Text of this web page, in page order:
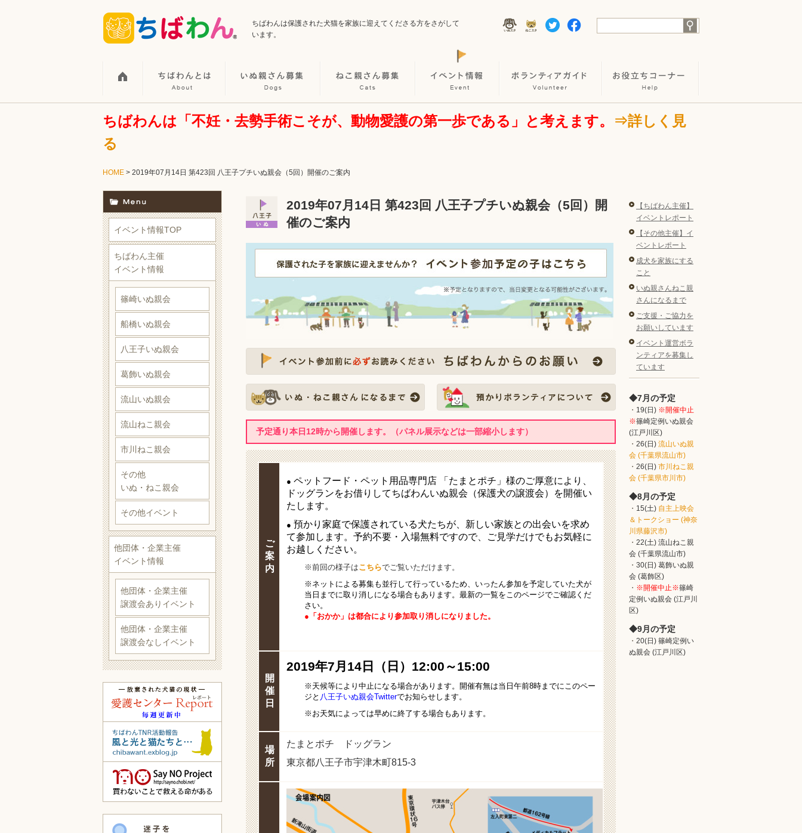
ちばわんは保護された犬猫を家族に迎えてくださる方をさがして
います。
ちばわんは「不妊・去勢手術こそが、動物愛護の第一歩である」と考えます。
⇒詳しく見
る
HOME > 2019年07月14日 第423回 八王子プチいぬ親会（5回）開催のご案内
2019年07月14日 第423回 八王子プチいぬ親会（5回）開
催のご案内
予定通り本日12時から開催します。（パネル展示などは一部縮小します）
ご
案
内
● ペットフード・ペット用品専門店 「たまとポチ」様のご厚意により、
ドッグランをお借りしてちばわんいぬ親会（保護犬の譲渡会）を開催い
たします。
● 預かり家庭で保護されている犬たちが、新しい家族との出会いを求め
て参加します。予約不要・入場無料ですので、ご見学だけでもお気軽に
お越しください。
※前回の様子はこちらでご覧いただけます。
※ネットによる募集も並行して行っているため、いったん参加を予定していた犬が
当日までに取り消しになる場合もあります。 最新の一覧をこのページでご確認くだ
さい。
●「おかか」は都合により参加取り消しになりました。
開
催
日
2019年7月14日（日）12:00～15:00
※天候等により中止になる場合があります。開催有無は当日午前8時までにこのペー
ジと 八王子いぬ親会Twitterでお知らせします。
※お天気によっては早めに終了する場合もあります。
場
所
たまとポチ ドッグラン
東京都八王子市宇津木町815-3
【ちばわん主催】
イベントレポート
【その他主催】イ
ベントレポート
成犬を家族にする
こと
いぬ親さんねこ親
さんになるまで
ご支援・ご協力を
お願いしています
イベント運営ボラ
ンティアを募集し
ています
7月の予定
19(日) ※開催中止
※篠崎定例いぬ親会
(江戸川区)
26(日) 流山いぬ親
会 (千葉県流山市)
26(日) 市川ねこ親
会 (千葉県市川市)
8月の予定
15(土) 自主上映会
＆トークショー (神奈
川県藤沢市)
22(土) 流山ねこ親
会 (千葉県流山市)
30(日) 葛飾いぬ親
会 (葛飾区)
※開催中止※篠崎
定例いぬ親会 (江戸川
区)
9月の予定
20(日) 篠崎定例い
ぬ親会 (江戸川区)
イベント情報TOP
ちばわん主催
イベント情報
篠崎いぬ親会
船橋いぬ親会
八王子いぬ親会
葛飾いぬ親会
流山いぬ親会
流山ねこ親会
市川ねこ親会
その他
いぬ・ねこ親会
その他イベント
他団体・企業主催
イベント情報
他団体・企業主催
譲渡会ありイベント
他団体・企業主催
譲渡会なしイベント